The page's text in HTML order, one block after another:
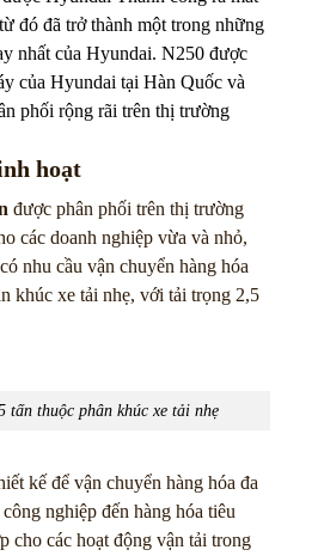
đó đã trở thành một trong những
nhất của Hyundai. N250 được
của Hyundai tại Hàn Quốc và
phối rộng rãi trên thị trường
hoạt
được phân phối trên thị trường
các doanh nghiệp vừa và nhỏ,
nhu cầu vận chuyển hàng hóa
khúc xe tải nhẹ, với tải trọng 2,5
tấn thuộc phân khúc xe tải nhẹ
kế để vận chuyển hàng hóa đa
nghiệp đến hàng hóa tiêu
cho các hoạt động vận tải trong